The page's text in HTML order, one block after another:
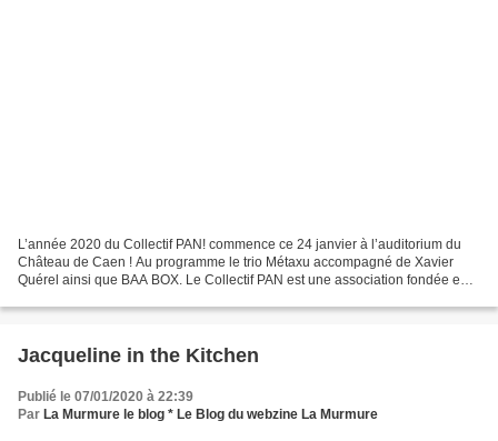
L’année 2020 du Collectif PAN! commence ce 24 janvier à l’auditorium du
Château de Caen ! Au programme le trio Métaxu accompagné de Xavier
Quérel ainsi que BAA BOX. Le Collectif PAN est une association fondée en
Jacqueline in the Kitchen
Publié le 07/01/2020 à 22:39
Par La Murmure le blog * Le Blog du webzine La Murmure